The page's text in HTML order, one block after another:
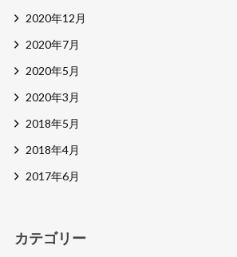
2020年12月
2020年7月
2020年5月
2020年3月
2018年5月
2018年4月
2017年6月
カテゴリー